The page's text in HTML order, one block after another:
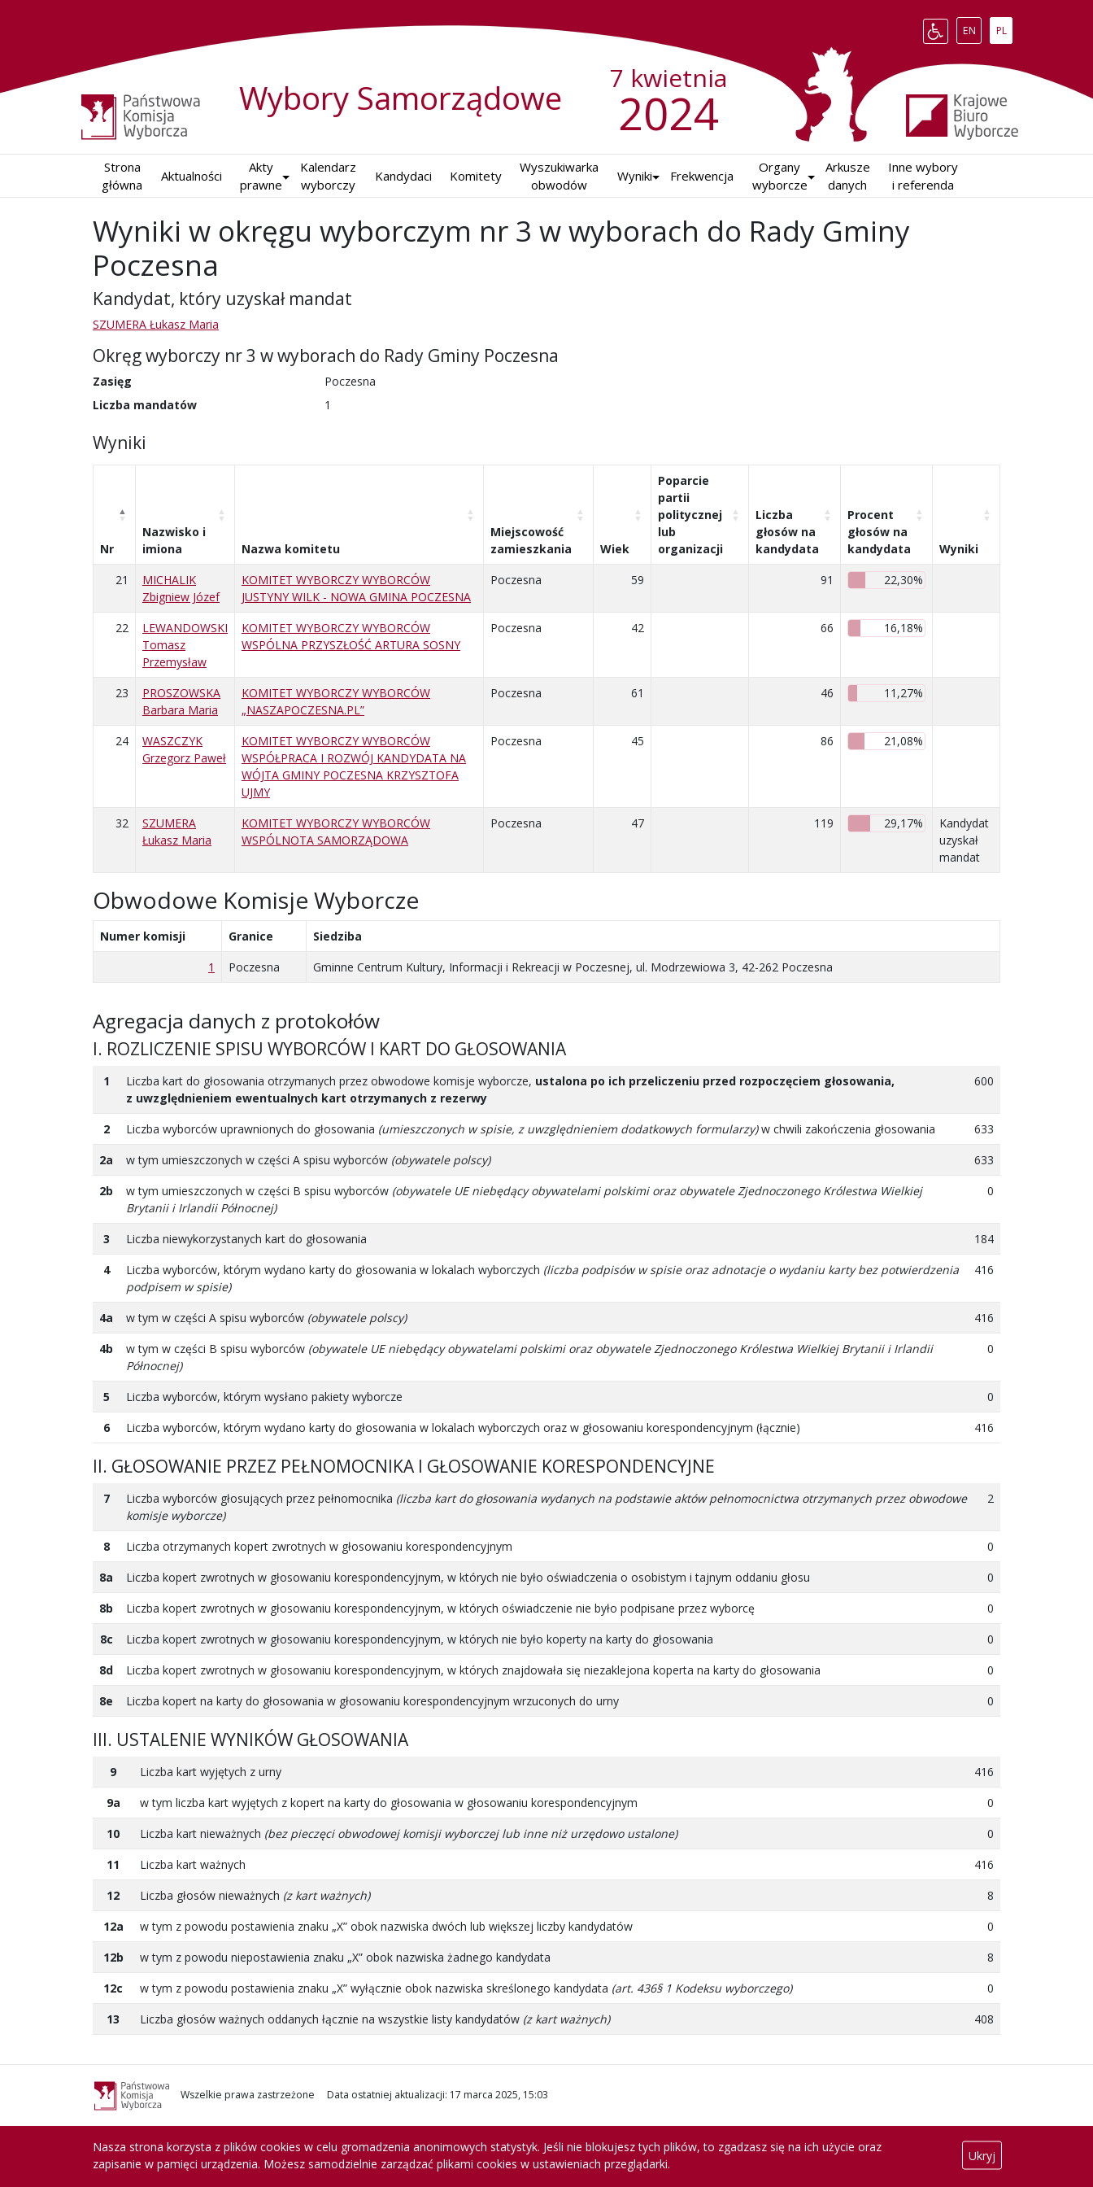
Change language to English
EN Zmień język na
PL
Wybory Samorządowe 2024
7 kwietnia
Strona
główna
Aktualności
Akty
prawne
Kalendarz
wyborczy
Kandydaci Komitety
Wyszukiwarka
obwodów
Wyniki Frekwencja
Organy
wyborcze
Arkusze
danych
Inne wybory
i referenda
Wyniki w okręgu wyborczym nr 3 w wyborach do Rady Gminy
Poczesna
Kandydat, który uzyskał mandat
SZUMERA Łukasz Maria
Okręg wyborczy nr 3 w wyborach do Rady Gminy Poczesna
Zasięg
Poczesna
Liczba mandatów
1
Wyniki
Nr
Nazwisko i
imiona
Nazwa komitetu
Miejscowość
zamieszkania
Wiek
Poparcie
partii
politycznej
lub
organizacji
Liczba
głosów na
kandydata
Procent
głosów na
kandydata
Wyniki
21
MICHALIK
Zbigniew Józef
KOMITET WYBORCZY WYBORCÓW
JUSTYNY WILK - NOWA GMINA POCZESNA
Poczesna 59 91 22,30%
22
LEWANDOWSKI
Tomasz
Przemysław
KOMITET WYBORCZY WYBORCÓW
WSPÓLNA PRZYSZŁOŚĆ ARTURA SOSNY
Poczesna 42 66 16,18%
23
PROSZOWSKA
Barbara Maria
KOMITET WYBORCZY WYBORCÓW
„NASZAPOCZESNA.PL”
Poczesna 61 46 11,27%
24
WASZCZYK
Grzegorz Paweł
KOMITET WYBORCZY WYBORCÓW
WSPÓŁPRACA I ROZWÓJ KANDYDATA NA
WÓJTA GMINY POCZESNA KRZYSZTOFA
UJMY
Poczesna 45 86 21,08%
32
SZUMERA
Łukasz Maria
KOMITET WYBORCZY WYBORCÓW
WSPÓLNOTA SAMORZĄDOWA
Poczesna 47 119 29,17%
Kandydat
uzyskał
mandat
Obwodowe Komisje Wyborcze
Numer komisji Granice
Siedziba
1
Poczesna Gminne Centrum Kultury, Informacji i Rekreacji w Poczesnej, ul. Modrzewiowa 3, 42-262 Poczesna
Agregacja danych z protokołów
I. ROZLICZENIE SPISU WYBORCÓW I KART DO GŁOSOWANIA
1 Liczba kart do głosowania otrzymanych przez obwodowe komisje wyborcze, ustalona po ich przeliczeniu przed rozpoczęciem głosowania,
z uwzględnieniem ewentualnych kart otrzymanych z rezerwy
600
2 Liczba wyborców uprawnionych do głosowania (umieszczonych w spisie, z uwzględnieniem dodatkowych formularzy)w chwili zakończenia głosowania
633
2a
w tym umieszczonych w części A spisu wyborców (obywatele polscy)
633
2b
w tym umieszczonych w części B spisu wyborców (obywatele UE niebędący obywatelami polskimi oraz obywatele Zjednoczonego Królestwa Wielkiej
Brytanii i Irlandii Północnej)
0
3 Liczba niewykorzystanych kart do głosowania
184
4
Liczba wyborców, którym wydano karty do głosowania w lokalach wyborczych (liczba podpisów w spisie oraz adnotacje o wydaniu karty bez potwierdzenia
podpisem w spisie)
416
4a w tym w części A spisu wyborców (obywatele polscy)
416
4b
w tym w części B spisu wyborców (obywatele UE niebędący obywatelami polskimi oraz obywatele Zjednoczonego Królestwa Wielkiej Brytanii i Irlandii
Północnej)
0
5 Liczba wyborców, którym wysłano pakiety wyborcze
0
6
Liczba wyborców, którym wydano karty do głosowania w lokalach wyborczych oraz w głosowaniu korespondencyjnym (łącznie) 416
II. GŁOSOWANIE PRZEZ PEŁNOMOCNIKA I GŁOSOWANIE KORESPONDENCYJNE
7 Liczba wyborców głosujących przez pełnomocnika (liczba kart do głosowania wydanych na podstawie aktów pełnomocnictwa otrzymanych przez obwodowe
komisje wyborcze)
2
8 Liczba otrzymanych kopert zwrotnych w głosowaniu korespondencyjnym
0
8a
Liczba kopert zwrotnych w głosowaniu korespondencyjnym, w których nie było oświadczenia o osobistym i tajnym oddaniu głosu
0
8b
Liczba kopert zwrotnych w głosowaniu korespondencyjnym, w których oświadczenie nie było podpisane przez wyborcę
0
8c
Liczba kopert zwrotnych w głosowaniu korespondencyjnym, w których nie było koperty na karty do głosowania
0
8d
Liczba kopert zwrotnych w głosowaniu korespondencyjnym, w których znajdowała się niezaklejona koperta na karty do głosowania
0
8e
Liczba kopert na karty do głosowania w głosowaniu korespondencyjnym wrzuconych do urny 0
III. USTALENIE WYNIKÓW GŁOSOWANIA
9 Liczba kart wyjętych z urny
416
9a
w tym liczba kart wyjętych z kopert na karty do głosowania w głosowaniu korespondencyjnym
0
10
Liczba kart nieważnych (bez pieczęci obwodowej komisji wyborczej lub inne niż urzędowo ustalone)
0
11
Liczba kart ważnych
416
12
Liczba głosów nieważnych (z kart ważnych)
8
12a
w tym z powodu postawienia znaku „X” obok nazwiska dwóch lub większej liczby kandydatów
0
12b
w tym z powodu niepostawienia znaku „X” obok nazwiska żadnego kandydata
8
12c
w tym z powodu postawienia znaku „X” wyłącznie obok nazwiska skreślonego kandydata (art. 436§ 1 Kodeksu wyborczego)
0
13
Liczba głosów ważnych oddanych łącznie na wszystkie listy kandydatów (z kart ważnych) 408
Wszelkie prawa zastrzeżone Data ostatniej aktualizacji: 17 marca 2025, 15:03
Nasza strona korzysta z plików cookies w celu gromadzenia anonimowych statystyk. Jeśli nie blokujesz tych plików, to zgadzasz się na ich użycie oraz
zapisanie w pamięci urządzenia. Możesz samodzielnie zarządzać plikami cookies w ustawieniach przeglądarki.
Ukryj